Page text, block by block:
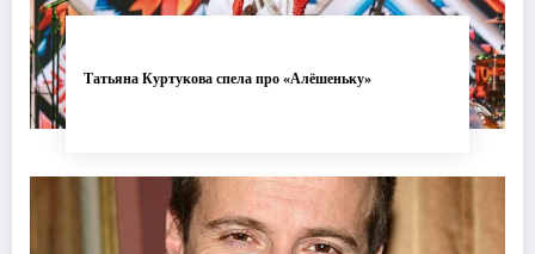
Татьяна Куртукова спела про «Алёшеньку»